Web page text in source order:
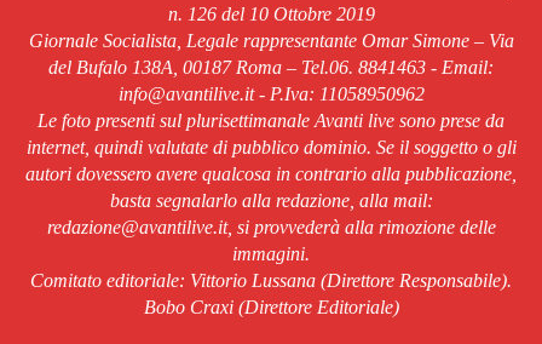
n. 126 del 10 Ottobre 2019
Giornale Socialista, Legale rappresentante Omar Simone – Via
del Bufalo 138A, 00187 Roma – Tel.06. 8841463 - Email:
info@avantilive.it - P.Iva: 11058950962
Le foto presenti sul plurisettimanale Avanti live sono prese da
internet, quindi valutate di pubblico dominio. Se il soggetto o gli
autori dovessero avere qualcosa in contrario alla pubblicazione,
basta segnalarlo alla redazione, alla mail:
redazione@avantilive.it, si provvederà alla rimozione delle
immagini.
Comitato editoriale: Vittorio Lussana (Direttore Responsabile).
Bobo Craxi (Direttore Editoriale)